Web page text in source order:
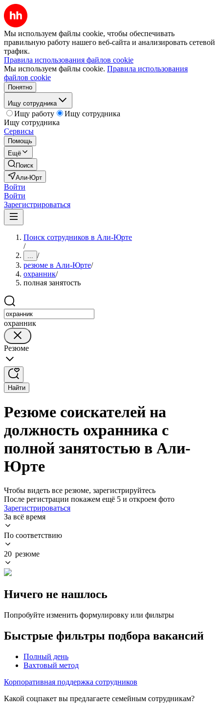
Мы используем файлы cookie, чтобы обеспечивать
правильную работу нашего веб-сайта и анализировать сетевой
трафик.
Правила использования файлов cookie
Мы используем файлы cookie. Правила использования
файлов cookie
Понятно
Ищу сотрудника
Ищу работу
Ищу сотрудника
Ищу сотрудника
Сервисы
Помощь
Ещё
Поиск
Али-Юрт
Войти
Войти
Зарегистрироваться
Поиск сотрудников в Али-Юрте
/
... /
резюме в Али-Юрте/
охранник/
полная занятость
охранник
Резюме
Найти
Резюме соискателей на
должность охранника с
полной занятостью в Али-
Юрте
Чтобы видеть все резюме, зарегистрируйтесь
После регистрации покажем ещё 5 и откроем фото
Зарегистрироваться
За всё время
По соответствию
20 резюме
Ничего не нашлось
Попробуйте изменить формулировку или фильтры
Быстрые фильтры подбора вакансий
Полный день
Вахтовый метод
Корпоративная поддержка сотрудников
Какой соцпакет вы предлагаете семейным сотрудникам?